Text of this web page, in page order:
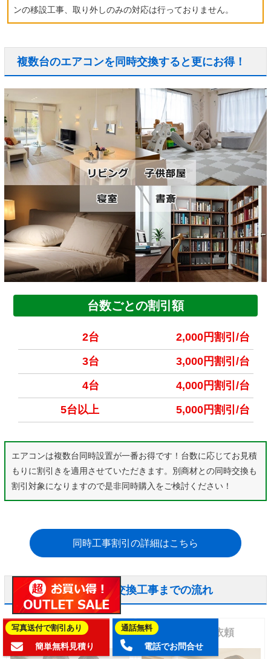
ンの移設工事、取り外しのみの対応は行っておりません。
複数台のエアコンを同時交換すると更にお得！
台数ごとの割引額
2台
2,000円割引/台
3台
3,000円割引/台
4台
4,000円割引/台
5台以上
5,000円割引/台
エアコンは複数台同時設置が一番お得です！台数に応じてお見積
もりに割引きを適用させていただきます。別商材との同時交換も
割引対象になりますので是非同時購入をご検討ください！
同時工事割引の詳細はこちら
エアコンの依頼から交換工事までの流れ
１ 商品を選ぶ ２ お見積り依頼
写真送付で割引あり
簡単無料見積り
通話無料
電話でお問合せ